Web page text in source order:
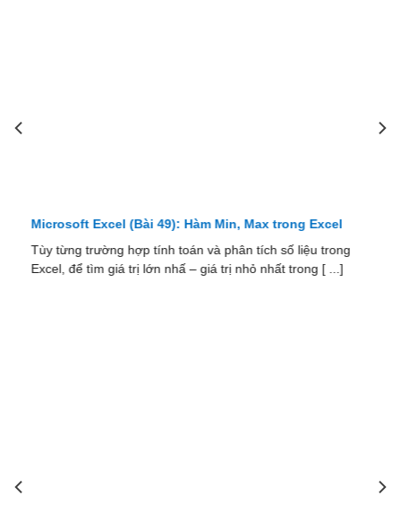
Microsoft Excel (Bài 49): Hàm Min, Max trong Excel
Tùy từng trường hợp tính toán và phân tích số liệu trong
Excel, để tìm giá trị lớn nhấ – giá trị nhỏ nhất trong [ ...]